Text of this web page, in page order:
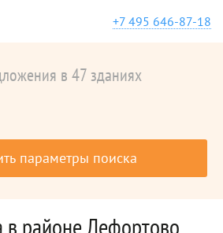
+7 495 646-87-18
в 47 зданиях
параметры поиска
районе Лефортово